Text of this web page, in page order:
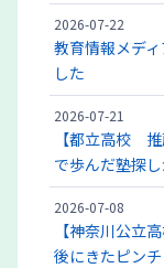
2026-07-22
教育情報メデ
した
2026-07-21
【都立高校
で歩んだ塾探
2026-07-08
【神奈川公立
後にきたピン